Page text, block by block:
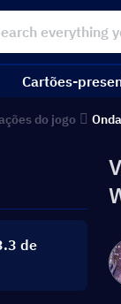
Cartões-
do jogo
de